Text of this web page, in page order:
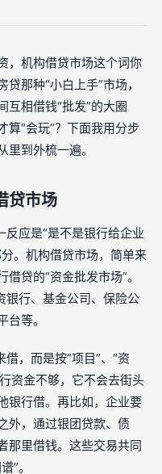
，机构借贷市场这个词你
那种“小白上手”市场，
互相借钱“批发”的大圈
算“会玩”？下面我用分步
到外梳一遍。
贷市场
反应是“是不是银行给企业
。机构借贷市场，简单来
贷的“资金批发市场”。
银行、基金公司、保险公
等。
，而是按“项目”、“资
资金不够，它不会去街头
银行借。再比如，企业要
外，通过银团贷款、债
那里借钱。这些交易共同
”。